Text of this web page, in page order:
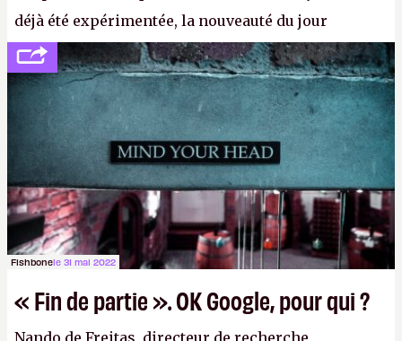
déjà été expérimentée, la nouveauté du jour
concerne le recours à des nœuds distants, pour ne
pas dire un réseau quantique multimédia interactif
(avec l’option Péritel). (
http://cpc.cx/AH432N4
Crédit photo : QuTech / Nature)
Fishbonele 31 mai 2022
« Fin de partie ». OK Google, pour qui ?
Nando de Freitas, directeur de recherche